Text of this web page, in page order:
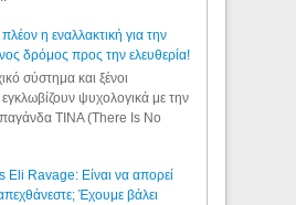
η εναλλακτική για την
δρόμος προς την ελευθερία!
σύστημα και ξένοι
ψυχολογικά με την
TINA (There Is No
Eli Ravage: Είναι να απορεί
Έχουμε βάλει